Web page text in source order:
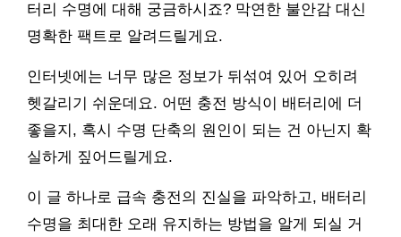
터리 수명에 대해 궁금하시죠? 막연한 불안감 대신
명확한 팩트로 알려드릴게요.
인터넷에는 너무 많은 정보가 뒤섞여 있어 오히려
헷갈리기 쉬운데요. 어떤 충전 방식이 배터리에 더
좋을지, 혹시 수명 단축의 원인이 되는 건 아닌지 확
실하게 짚어드릴게요.
이 글 하나로 급속 충전의 진실을 파악하고, 배터리
수명을 최대한 오래 유지하는 방법을 알게 되실 거